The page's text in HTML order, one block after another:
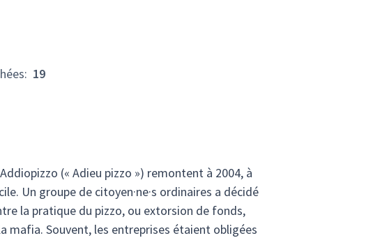
: 19
(« Adieu pizzo ») remontent à 2004, à
Un groupe de citoyen·ne·s ordinaires a décidé
la pratique du pizzo, ou extorsion de fonds,
mafia. Souvent, les entreprises étaient obligées